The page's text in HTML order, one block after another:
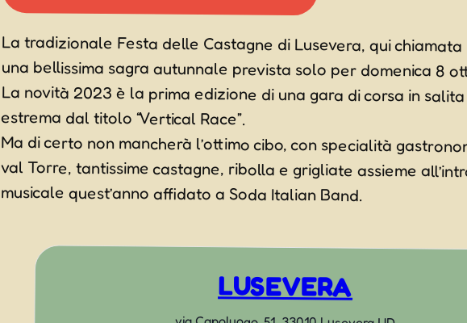
La tradizionale Festa delle Castagne di Lusevera, qui
una bellissima sagra autunnale prevista solo per domenica 8
La novità 2023 è la prima edizione di una gara di corsa in
estrema dal titolo “Vertical Race”.
Ma di certo non mancherà l’ottimo cibo, con specialità
val Torre, tantissime castagne, ribolla e grigliate assieme
musicale quest’anno affidato a Soda Italian Band.
LUSEVERA